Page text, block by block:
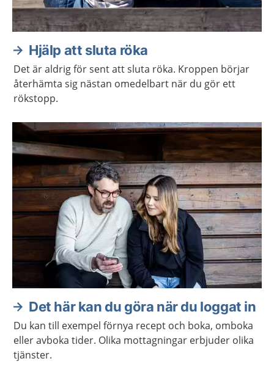
Hjälp att sluta röka
Det är aldrig för sent att sluta röka. Kroppen börjar
återhämta sig nästan omedelbart när du gör ett
rökstopp.
Det här kan du göra när du loggat in
Du kan till exempel förnya recept och boka, omboka
eller avboka tider. Olika mottagningar erbjuder olika
tjänster.